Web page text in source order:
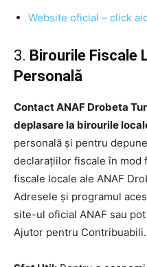
Website oficial – click
3. Birourile Fiscale
Personală
Contact ANAF Drobeta
deplasare la birourile
personală și pentru
declarațiilor fiscale în
fiscale locale ale ANAF
Adresele și programul
site-ul oficial ANAF sau
Ajutor pentru Contribuabili.